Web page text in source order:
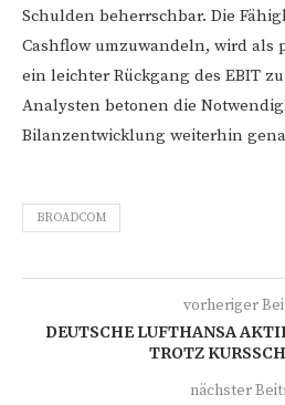
Schulden beherrschbar. Die
Cashflow umzuwandeln, wird als
ein leichter Rückgang des EBIT
Analysten betonen die
Bilanzentwicklung weiterhin
BROADCOM
vorheriger
DEUTSCHE LUFTHANSA
TROTZ
nächster